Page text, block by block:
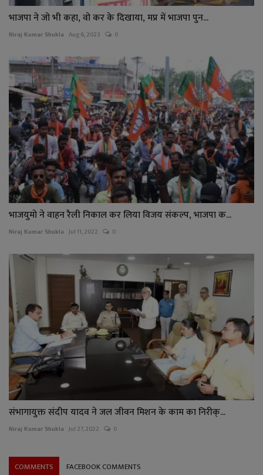
भाजपा ने जो भी कहा, वो कर के दिखाया, मप्र में भाजपा पुन...
Niraj Kumar Shukla Aug 6, 2023 0
भाजयुमो ने वाहन रैली निकाल कर लिया विजय संकल्प, भाजपा क...
Niraj Kumar Shukla Jul 11, 2022 0
संभागायुक्त संदीप यादव ने जल जीवन मिशन के काम का निरीक्...
Niraj Kumar Shukla Jul 27, 2022 0
COMMENTS FACEBOOK COMMENTS